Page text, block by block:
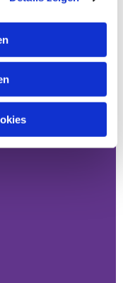
der Ortskirchen